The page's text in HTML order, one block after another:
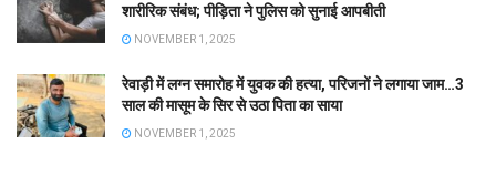
शारीरिक संबंध; पीड़िता ने पुलिस को सुनाई आपबीती
NOVEMBER 1, 2025
रेवाड़ी में लग्न समारोह में युवक की हत्या, परिजनों ने लगाया जाम…3
साल की मासूम के सिर से उठा पिता का साया
NOVEMBER 1, 2025